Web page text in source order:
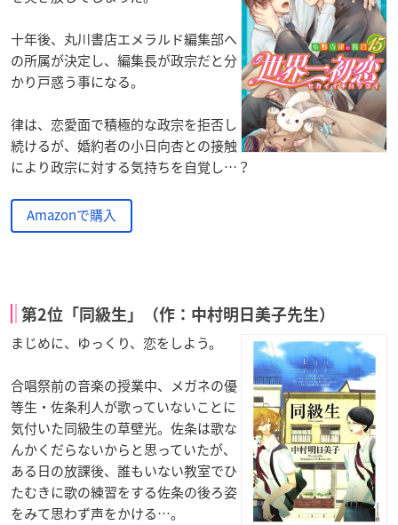
十年後、丸川書店エメラルド編集部へ
の所属が決定し、編集長が政宗だと分
かり戸惑う事になる。
律は、恋愛面で積極的な政宗を拒否し
続けるが、婚約者の小日向杏との接触
により政宗に対する気持ちを自覚し…？
Amazonで購入
第2位「同級生」（作：中村明日美子先生）
まじめに、ゆっくり、恋をしよう。
合唱祭前の音楽の授業中、メガネの優
等生・佐条利人が歌っていないことに
気付いた同級生の草壁光。佐条は歌な
んかくだらないからと思っていたが、
ある日の放課後、誰もいない教室でひ
たむきに歌の練習をする佐条の後ろ姿
をみて思わず声をかける…。